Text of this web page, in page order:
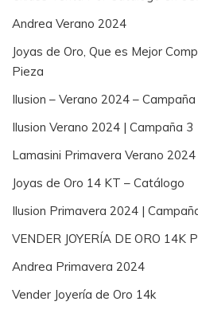
Andrea Verano 2024
Joyas de Oro, Que es Mejor
Pieza
Ilusion – Verano 2024 –
Ilusion Verano 2024 | Campaña 3
Lamasini Primavera Verano 2024
Joyas de Oro 14 KT – Catálogo
Ilusion Primavera 2024 |
VENDER JOYERÍA DE ORO 14K
Andrea Primavera 2024
Vender Joyería de Oro 14k